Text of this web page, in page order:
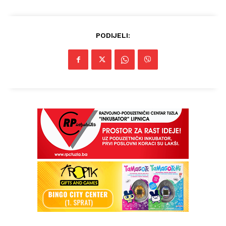
Info
O nama
Impressum
PODIJELI: